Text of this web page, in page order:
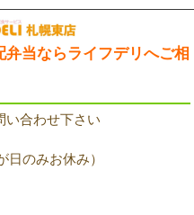
当ならライフデリへご相
い合わせ下さい
日のみお休み）